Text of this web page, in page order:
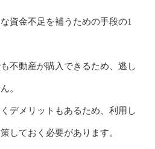
資金不足を補うための手段の1
不動産が購入できるため、逃し
。
デメリットもあるため、利用し
しておく必要があります。